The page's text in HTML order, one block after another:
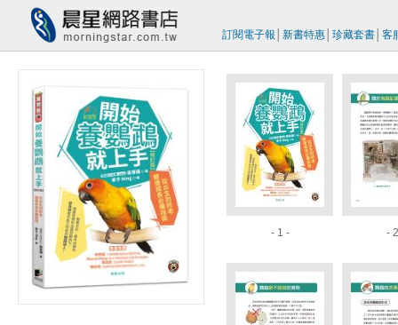
訂閱電子報 新書特惠 珍藏套書 客
- 1 - -